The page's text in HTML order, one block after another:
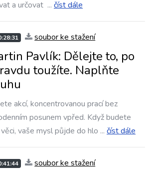
a určovat ... číst dále
soubor ke stažení
Pavlík: Dělejte to, po
toužíte. Naplňte
akcí, koncentrovanou prací bez
posunem vpřed. Když budete
vaše mysl půjde do hlo ... číst dále
soubor ke stažení